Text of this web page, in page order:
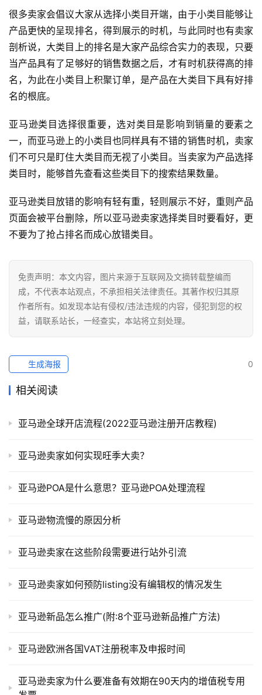
页
全
球
开
店
跨
百
科
社
媒
营
销
境
导
航
很多卖家会倡议大家从选择小类目开端，由于小类目能够让
产品更快的呈现排名，得到展示的时机，与此同时也有卖家
剖析说，大类目上的排名是大家产品综合实力的表现，只要
当产品具有了足够好的销售数据之后，才有时机获得高的排
名，为此在小类目上积聚订单，是产品在大类目下具有好排
名的根底。
亚马逊类目选择很重要，选对类目是影响到销量的要素之
一，而亚马逊上的小类目也同样具有不错的销售时机，卖家
们不可只是盯住大类目而无视了小类目。当卖家为产品选择
类目时，能够首先查看这些类目下的搜索结果数量。
亚马逊类目放错的影响有轻有重，轻则展示不好，重则产品
页面会被平台删除，所以亚马逊卖家选择类目时要看好，更
不要为了抢占排名而成心放错类目。
免责声明：本文内容，图片来源于互联网及文摘转载整编而
成，不代表本站观点，不承担相关法律责任。其著作权归其原
作者所有。如发现本站有侵权/违法违规的内容，侵犯到您的权
益，请联系站长，一经查实，本站将立刻处理。
0
生成海报
相关阅读
亚马逊全球开店流程(2022亚马逊注册开店教程)
亚马逊卖家如何实现旺季大卖？
亚马逊POA是什么意思？亚马逊POA处理流程
亚马逊物流慢的原因分析
亚马逊卖家在这些阶段需要进行站外引流
亚马逊卖家如何预防listing没有编辑权的情况发生
亚马逊新品怎么推广(附:8个亚马逊新品推广方法)
亚马逊欧洲各国VAT注册税率及申报时间
亚马逊卖家为什么要准备有效期在90天内的增值税专用